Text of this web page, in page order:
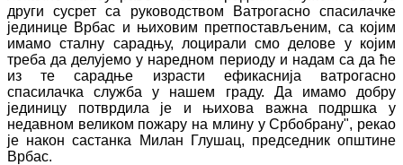
други сусрет са руководством Ватрогасно спасилачке
јединице Врбас и њиховим претпостављеним, са којим
имамо сталну сарадњу, лоцирали смо делове у којим
треба да делујемо у наредном периоду и надам са да ће
из те сарадње израсти ефикаснија ватрогасно
спасилачка служба у нашем граду. Да имамо добру
јединицу потврдила је и њихова важна подршка у
недавном великом пожару на млину у Србобрану", рекао
је након састанка Милан Глушац, председник општине
Врбас.